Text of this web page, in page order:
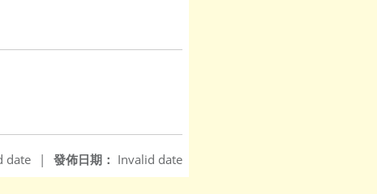
發佈日期： Invalid date
date |